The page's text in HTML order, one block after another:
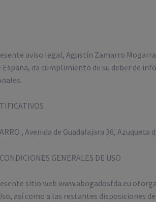
aviso legal, Agustín Zamarro
da cumplimiento de su deber de
, Avenida de Guadalajara 36,
GENERALES DE USO
sitio web www.abogadosfda.eu
así como a las restantes disposiciones